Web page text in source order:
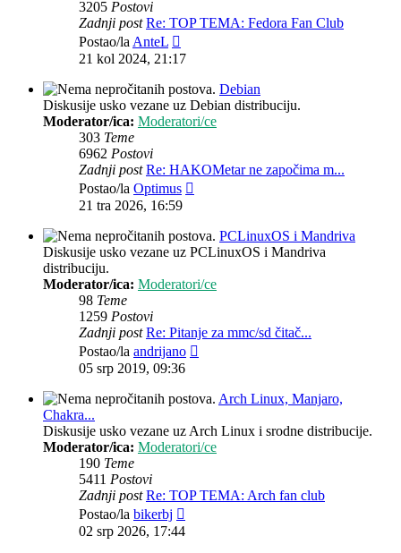
3205 Postovi
Zadnji post Re: TOP TEMA: Fedora Fan Club
Postao/laAnteL
post
21 kol 2024, 21:17
Debian
Diskusije usko vezane uz Debian distribuciju.
Moderator/ica: Moderatori/ce
303 Teme
6962 Postovi
Zadnji post Re: HAKOMetar ne započima m...
Postao/la Optimus
21 tra 2026, 16:59
PCLinuxOS i Mandriva
Diskusije usko vezane uz PCLinuxOS i Mandriva
distribuciju.
Moderator/ica: Moderatori/ce
98 Teme
1259 Postovi
Zadnji post Re: Pitanje za mmc/sd čitač...
Postao/la andrijano
05 srp 2019, 09:36
Arch Linux, Manjaro,
Chakra...
Diskusije usko vezane uz Arch Linux i srodne distribucije.
Moderator/ica: Moderatori/ce
190 Teme
5411 Postovi
Zadnji post Re: TOP TEMA: Arch fan club
Postao/la bikerbj
02 srp 2026, 17:44